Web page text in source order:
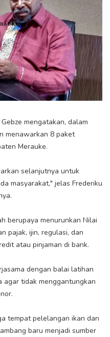
mengatakan, dalam
menawarkan 8 paket
Merauke.
selanjutnya untuk
masyarakat," jelas Frederiku
berupaya menurunkan Nilai
pajak, ijin, regulasi, dan
atau pinjaman di bank.
dengan balai latihan
agar tidak menggantungkan
tempat pelelangan ikan dan
baru menjadi sumber